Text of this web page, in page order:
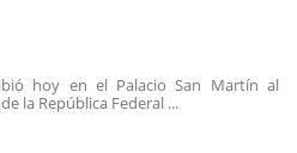
hoy en el Palacio San Martín al
la República Federal ...